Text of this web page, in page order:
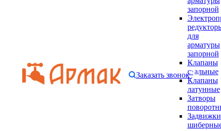
запорной
для
арматуры
запорной
Клапаны
стальные
Клапаны
латунные
Затворы
Задвижки
Заказать звонок